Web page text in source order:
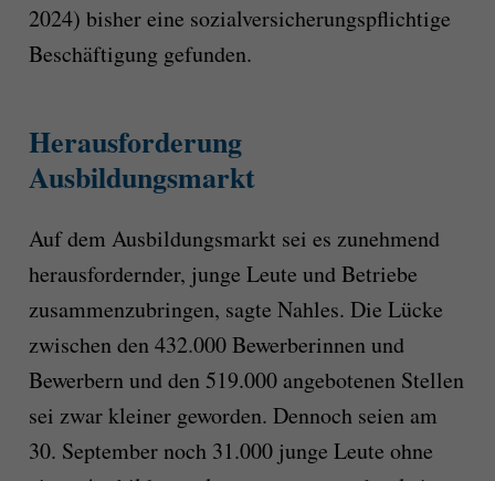
2024) bisher eine sozialversicherungspflichtige
Beschäftigung gefunden.
Herausforderung
Ausbildungsmarkt
Auf dem Ausbildungsmarkt sei es zunehmend
herausfordernder, junge Leute und Betriebe
zusammenzubringen, sagte Nahles. Die Lücke
zwischen den 432.000 Bewerberinnen und
Bewerbern und den 519.000 angebotenen Stellen
sei zwar kleiner geworden. Dennoch seien am
30. September noch 31.000 junge Leute ohne